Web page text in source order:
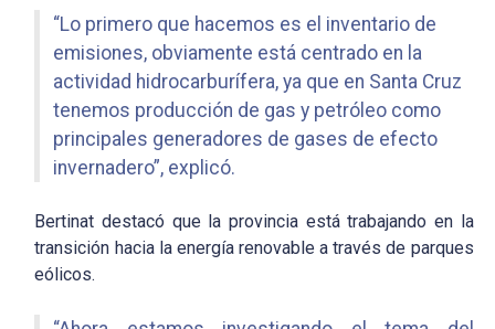
“Lo primero que hacemos es el inventario de
emisiones, obviamente está centrado en la
actividad hidrocarburífera, ya que en Santa Cruz
tenemos producción de gas y petróleo como
principales generadores de gases de efecto
invernadero”, explicó.
Bertinat destacó que la provincia está trabajando en la
transición hacia la energía renovable a través de parques
eólicos.